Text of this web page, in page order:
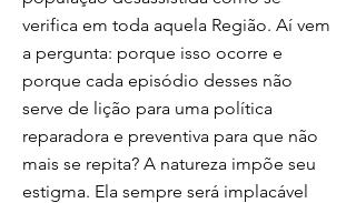
verifica em toda aquela Região. Aí vem
a pergunta: porque isso ocorre e
porque cada episódio desses não
serve de lição para uma política
reparadora e preventiva para que não
mais se repita? A natureza impõe seu
estigma. Ela sempre será implacável